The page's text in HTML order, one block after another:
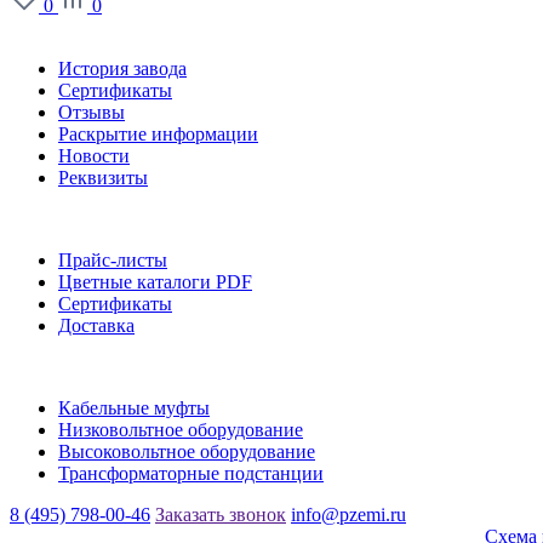
0
0
История завода
Сертификаты
Отзывы
Раскрытие информации
Новости
Реквизиты
Прайс-листы
Цветные каталоги PDF
Сертификаты
Доставка
Кабельные муфты
Низковольтное оборудование
Высоковольтное оборудование
Трансформаторные подстанции
8 (495) 798-00-46 Заказать звонок info@pzemi.ru
Схема